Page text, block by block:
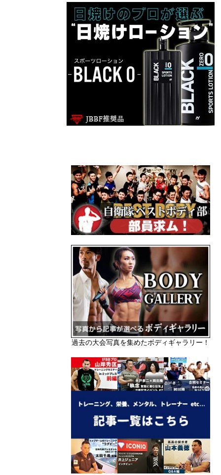
過去の大会写真を集めたボディギャラリー！